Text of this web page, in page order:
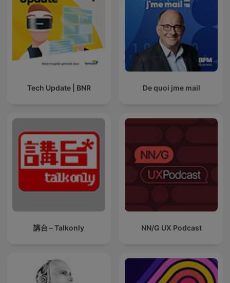
Tech Update | BNR De quoi jme mail
講台 – Talkonly NN/G UX Podcast